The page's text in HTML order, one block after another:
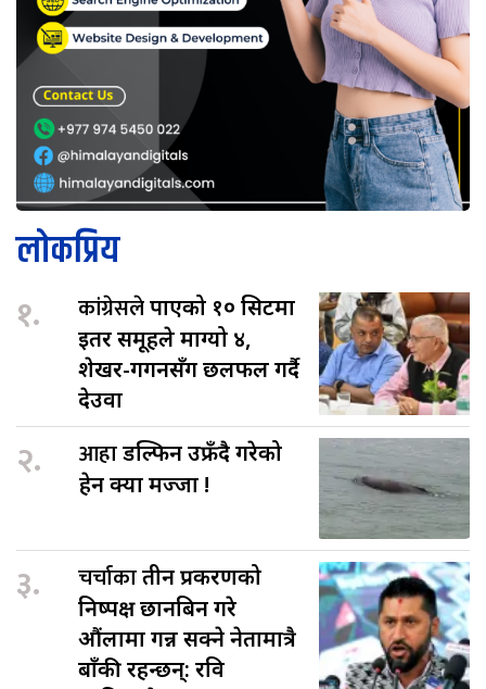
लोकप्रिय
१. कांग्रेसलेपाएको १० सिटमा
इतर समूहले माग्यो ४,
शेखर-गगनसँग छलफल गर्दै
देउवा
२. आहाडल्फिन उफ्रँदै गरेको
हेर्न क्या मज्जा !
३. चर्चाकातीन प्रकरणको
निष्पक्ष छानबिन गरे
औंलामा गन्न सक्ने नेतामात्रै
बाँकी रहन्छन्: रवि